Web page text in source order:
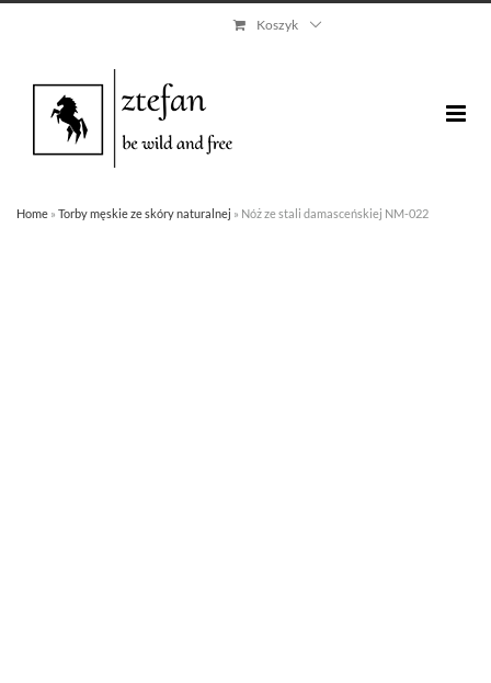
content
Koszyk
Home » Torby męskie ze skóry naturalnej » Nóż ze stali damasceńskiej NM-022